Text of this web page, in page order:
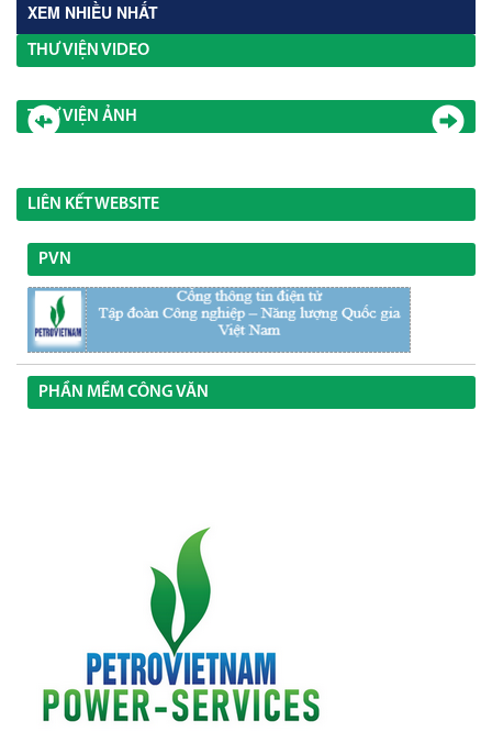
XEM NHIỀU NHẤT
THƯ VIỆN VIDEO
THƯ VIỆN ẢNH
LIÊN KẾT WEBSITE
PVN
PHẦN MỀM CÔNG VĂN